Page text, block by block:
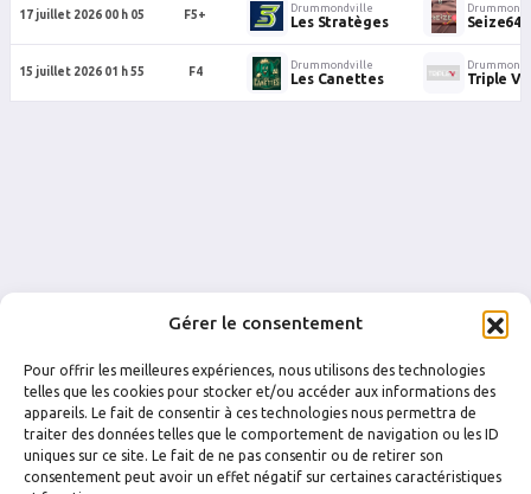
Gérer le consentement
Pour offrir les meilleures expériences, nous utilisons des technologies
telles que les cookies pour stocker et/ou accéder aux informations des
appareils. Le fait de consentir à ces technologies nous permettra de
traiter des données telles que le comportement de navigation ou les ID
uniques sur ce site. Le fait de ne pas consentir ou de retirer son
consentement peut avoir un effet négatif sur certaines caractéristiques
17 juillet 2026 00 h 05 F5+
Drummondville
Les Stratèges Seize64
15 juillet 2026 01 h 55 F4
Drummondville
Les Canettes Triple V
FACEBOOK INSTAGRAM